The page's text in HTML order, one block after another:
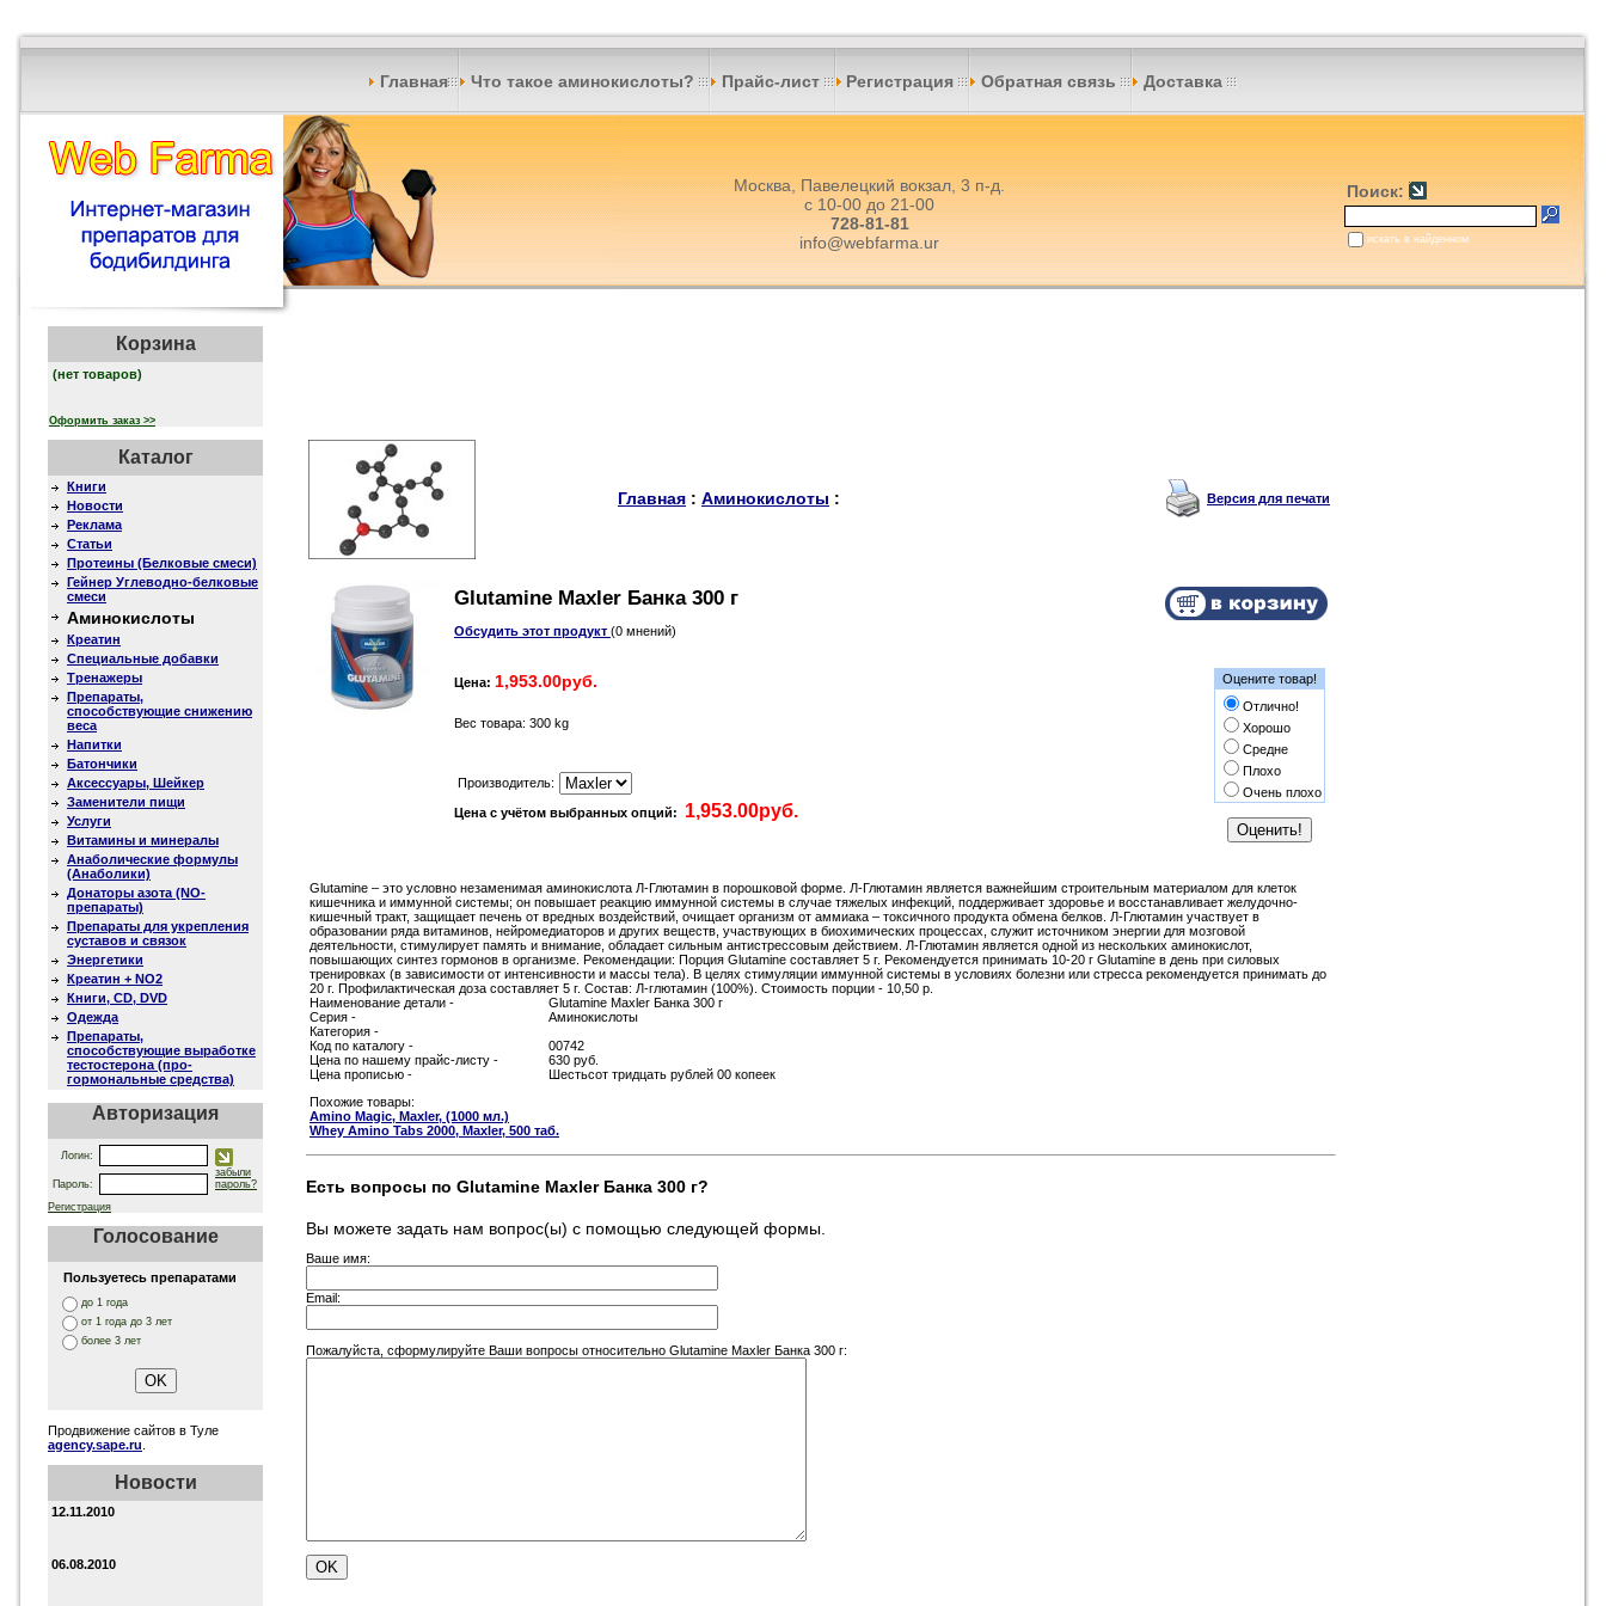
Главная Что такое аминокислоты? Прайс-лист Регистрация Обратная связь Доставка
Москва, Павелецкий вокзал, 3 п-д.
с 10-00 до 21-00
728-81-81
info@webfarma.ur
Поиск:
искать в найденном
Корзина
(нет товаров)
Оформить заказ >>
Каталог
Книги
Новости
Реклама
Статьи
Протеины (Белковые смеси)
Гейнер Углеводно-белковые
смеси
Аминокислоты
Креатин
Специальные добавки
Тренажеры
Препараты,
способствующие снижению
веса
Напитки
Батончики
Аксессуары, Шейкер
Заменители пищи
Услуги
Витамины и минералы
Анаболические формулы
(Анаболики)
Донаторы азота (NO-
препараты)
Препараты для укрепления
суставов и связок
Энергетики
Креатин + NO2
Книги, CD, DVD
Одежда
Препараты,
способствующие выработке
тестостерона (про-
гормональные средства)
Авторизация
Логин:
Пароль:
забыли
пароль?
Регистрация
Голосование
Пользуетесь препаратами
до 1 года
от 1 года до 3 лет
более 3 лет
Продвижение сайтов в Туле
agency.sape.ru
Новости
12.11.2010
06.08.2010
Главная : Аминокислоты : Версия для печати
Glutamine Maxler Банка 300 г
Обсудить этот продукт (0 мнений)
Цена: 1,953.00руб.
Оцените товар!
Отлично!
Хорошо
Средне
Плохо
Очень плохо
Вес товара: 300 kg
Производитель:
Цена с учётом выбранных опций:
Glutamine – это условно незаменимая аминокислота Л-Глютамин в порошковой форме. Л-Глютамин является важнейшим строительным материалом для клеток
кишечника и иммунной системы; он повышает реакцию иммунной системы в случае тяжелых инфекций, поддерживает здоровье и восстанавливает желудочно-
кишечный тракт, защищает печень от вредных воздействий, очищает организм от аммиака – токсичного продукта обмена белков. Л-Глютамин участвует в
образовании ряда витаминов, нейромедиаторов и других веществ, участвующих в биохимических процессах, служит источником энергии для мозговой
деятельности, стимулирует память и внимание, обладает сильным антистрессовым действием. Л-Глютамин является одной из нескольких аминокислот,
повышающих синтез гормонов в организме. Рекомендации: Порция Glutamine составляет 5 г. Рекомендуется принимать 10-20 г Glutamine в день при силовых
тренировках (в зависимости от интенсивности и массы тела). В целях стимуляции иммунной системы в условиях болезни или стресса рекомендуется принимать до
20 г. Профилактическая доза составляет 5 г. Состав: Л-глютамин (100%). Стоимость порции - 10,50 р.
Наименование детали -
Glutamine Maxler Банка 300 г
Серия -
Аминокислоты
Категория -
Код по каталогу -
00742
Цена по нашему прайс-листу -
630 руб.
Цена прописью -
Шестьсот тридцать рублей 00 копеек
Похожие товары:
Amino Magic, Maxler, (1000 мл.)
Whey Amino Tabs 2000, Maxler, 500 таб.
Есть вопросы по Glutamine Maxler Банка 300 г?
Вы можете задать нам вопрос(ы) с помощью следующей формы.
Ваше имя:
Email:
Пожалуйста, сформулируйте Ваши вопросы относительно Glutamine Maxler Банка 300 г: